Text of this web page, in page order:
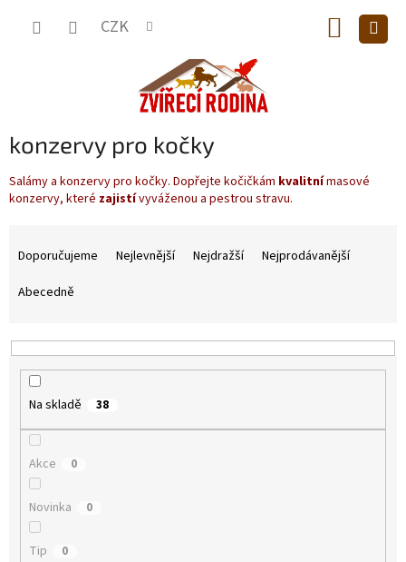
CZK
KOŠÍK
konzervy pro kočky
Salámy a konzervy pro kočky. Dopřejte kočičkám kvalitnímasové
konzervy, které zajistívyváženou a pestrou stravu.
p
Doporučujeme Nejlevnější Nejdražší
Nejprodávanější
Abecedně
Na skladě 38
Akce 0
Novinka 0
Tip 0